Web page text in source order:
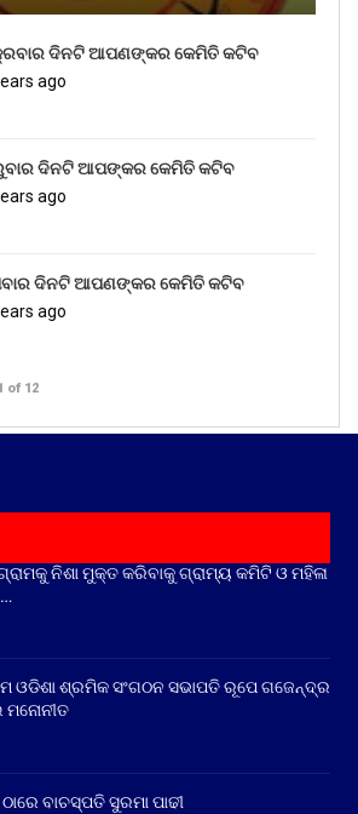
ଦିନଟି ଆପଣଙ୍କର କେମିତି କଟିବ
ago
ଦିନଟି ଆପଙ୍କର କେମିତି କଟିବ
ago
ଦିନଟି ଆପଣଙ୍କର କେମିତି କଟିବ
ago
of 12
ନିଶା ମୁକ୍ତ କରିବାକୁ ଗ୍ରାମ୍ୟ କମିଟି ଓ ମହିଳା
ଓଡିଶା ଶ୍ରମିକ ସଂଗଠନ ସଭାପତି ରୂପେ ଗଜେନ୍ଦ୍ର
ବାଚସ୍ପତି ସୁରମା ପାଢୀ